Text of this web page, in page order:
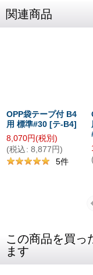
関連商品
OPP袋テープ付 B4
用 標準#30 [テ-B4]
8,070円(税別)
(税込 : 8,877 円)
5件
この商品を買っ
ます